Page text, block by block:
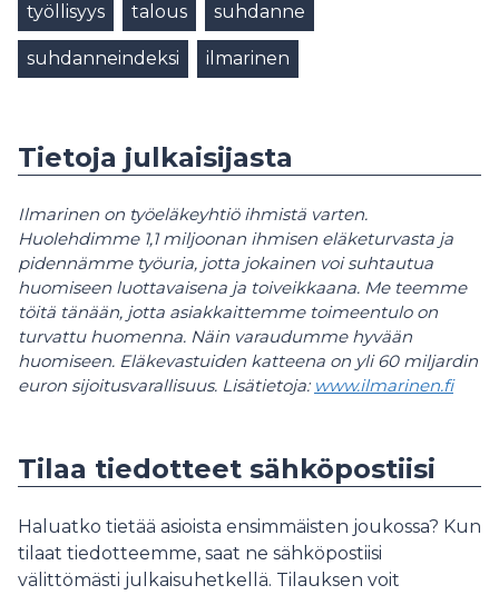
työllisyys talous suhdanne
suhdanneindeksi ilmarinen
Tietoja julkaisijasta
Ilmarinen on työeläkeyhtiö ihmistä varten.
Huolehdimme 1,1 miljoonan ihmisen eläketurvasta ja
pidennämme työuria, jotta jokainen voi suhtautua
huomiseen luottavaisena ja toiveikkaana. Me teemme
töitä tänään, jotta asiakkaittemme toimeentulo on
turvattu huomenna. Näin varaudumme hyvään
huomiseen. Eläkevastuiden katteena on yli 60 miljardin
euron sijoitusvarallisuus. Lisätietoja: www.ilmarinen.fi
Tilaa tiedotteet sähköpostiisi
Haluatko tietää asioista ensimmäisten joukossa? Kun
tilaat tiedotteemme, saat ne sähköpostiisi
välittömästi julkaisuhetkellä. Tilauksen voit